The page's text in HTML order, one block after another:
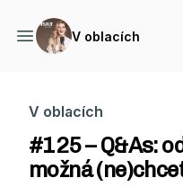
V oblacích
V oblacích
#125 – Q&As:
možná